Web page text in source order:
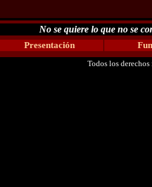
No se quiere lo que no se
Presentación
Todos los